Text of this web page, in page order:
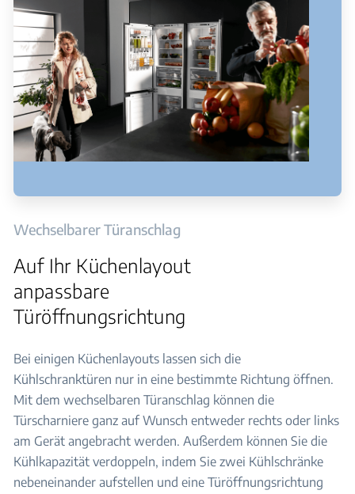
Wechselbarer Türanschlag
Auf Ihr Küchenlayout
anpassbare
Türöffnungsrichtung
Bei einigen Küchenlayouts lassen sich die
Kühlschranktüren nur in eine bestimmte Richtung öffnen.
Mit dem wechselbaren Türanschlag können die
Türscharniere ganz auf Wunsch entweder rechts oder links
am Gerät angebracht werden. Außerdem können Sie die
Kühlkapazität verdoppeln, indem Sie zwei Kühlschränke
nebeneinander aufstellen und eine Türöffnungsrichtung